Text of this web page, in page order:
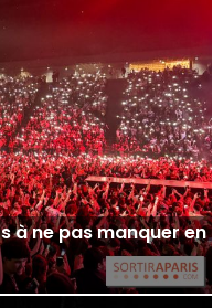
à ne pas manquer en